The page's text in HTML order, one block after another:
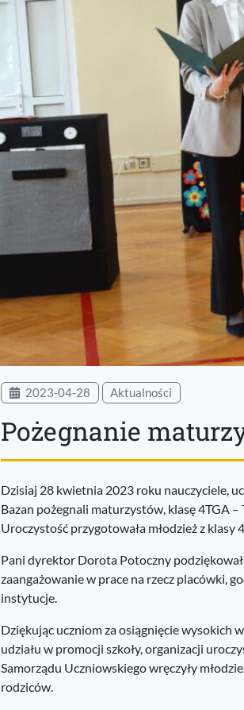
2023-04-28 Aktualności
Pożegnanie
Dzisiaj 28 kwietnia 2023 roku nauczyciele,
Bazan pożegnali maturzystów, klasę 4TGA
Uroczystość przygotowała młodzież z klasy
Pani dyrektor Dorota Potoczny
zaangażowanie w prace na rzecz placówki,
instytucje.
Dziękując uczniom za osiągnięcie wysokich
udziału w promocji szkoły, organizacji
Samorządu Uczniowskiego wręczyły
rodziców.